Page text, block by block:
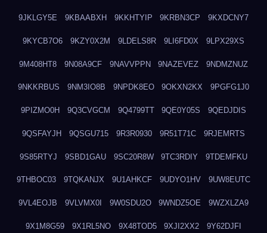
9JKLGY5E 9KBAABXH 9KKHTYIP 9KRBN3CP 9KXDCNY7
9KYCB7O6 9KZY0X2M 9LDELS8R 9LI6FD0X 9LPX29XS
9M408HT8 9N08A9CF 9NAVVPPN 9NAZEVEZ 9NDMZNUZ
9NKKRBUS 9NM3IO8B 9NPDK8EO 9OKXN2KX 9PGFG1J0
9PIZMO0H 9Q3CVGCM 9Q4799TT 9QE0Y05S 9QEDJDIS
9QSFAYJH 9QSGU715 9R3R0930 9R51T71C 9RJEMRTS
9S85RTYJ 9SBD1GAU 9SC20R8W 9TC3RDIY 9TDEMFKU
9THBOC03 9TQKANJX 9U1AHKCF 9UDYO1HV 9UW8EUTC
9VL4EOJB 9VLVMX0I 9W0SDU2O 9WNDZ5OE 9WZXLZA9
9X1M8G59 9X1RL5NO 9X48TOD5 9XJI2XX2 9Y62DJFI